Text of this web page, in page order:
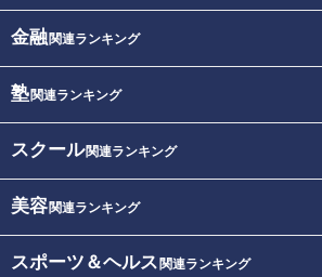
金融関連ランキング
塾関連ランキング
スクール関連ランキング
美容関連ランキング
スポーツ＆ヘルス 関連ランキング